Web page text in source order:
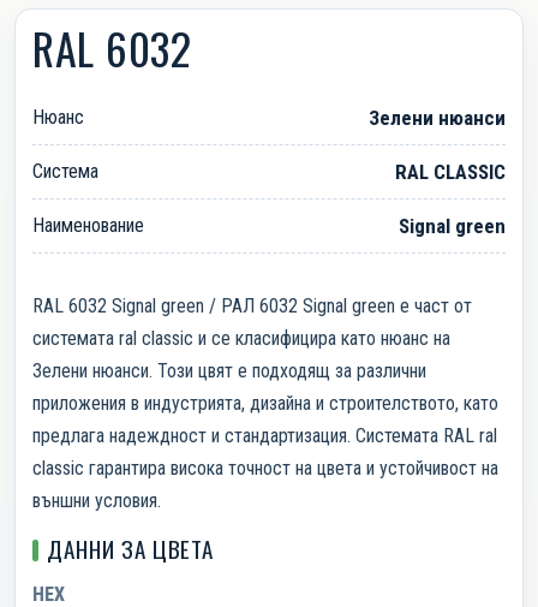
RAL 6032
Нюанс Зелени нюанси
Система RAL CLASSIC
Наименование Signal green
RAL 6032 Signal green / РАЛ 6032 Signal green е част от
системата ral classic и се класифицира като нюанс на
Зелени нюанси. Този цвят е подходящ за различни
приложения в индустрията, дизайна и строителството, като
предлага надеждност и стандартизация. Системата RAL ral
classic гарантира висока точност на цвета и устойчивост на
външни условия.
ДАННИ ЗА ЦВЕТА
HEX